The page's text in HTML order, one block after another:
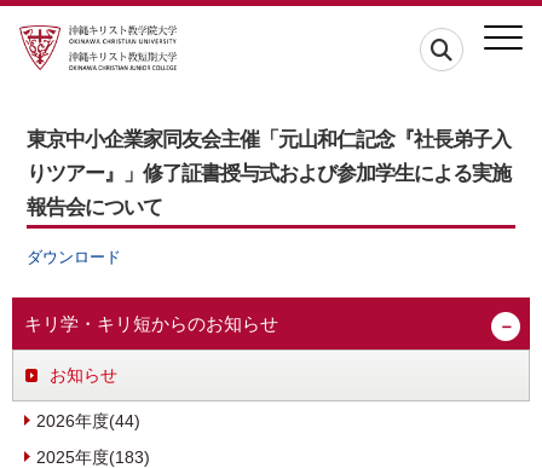
東京中小企業家同友会主催「元山和仁記念『社長弟子入
りツアー』」修了証書授与式および参加学生による実施
報告会について
ダウンロード
キリ学・キリ短からのお知らせ
お知らせ
2026年度(44)
2025年度(183)